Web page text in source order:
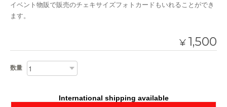
イベント物販で販売のチェキサイズフォトカードもいれることができ
ます。
¥ 1,500
数量
International shipping available